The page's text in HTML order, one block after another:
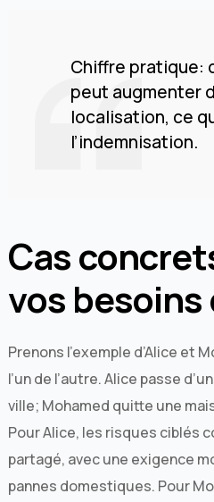
Chiffre pratique:
peut augmenter
localisation, ce
l’indemnisation.
Cas
vos besoins
Prenons l’exemple d’Alice et
l’un de l’autre. Alice passe
ville; Mohamed quitte une
Pour Alice, les risques ciblés
partagé, avec une exigence
pannes domestiques. Pour